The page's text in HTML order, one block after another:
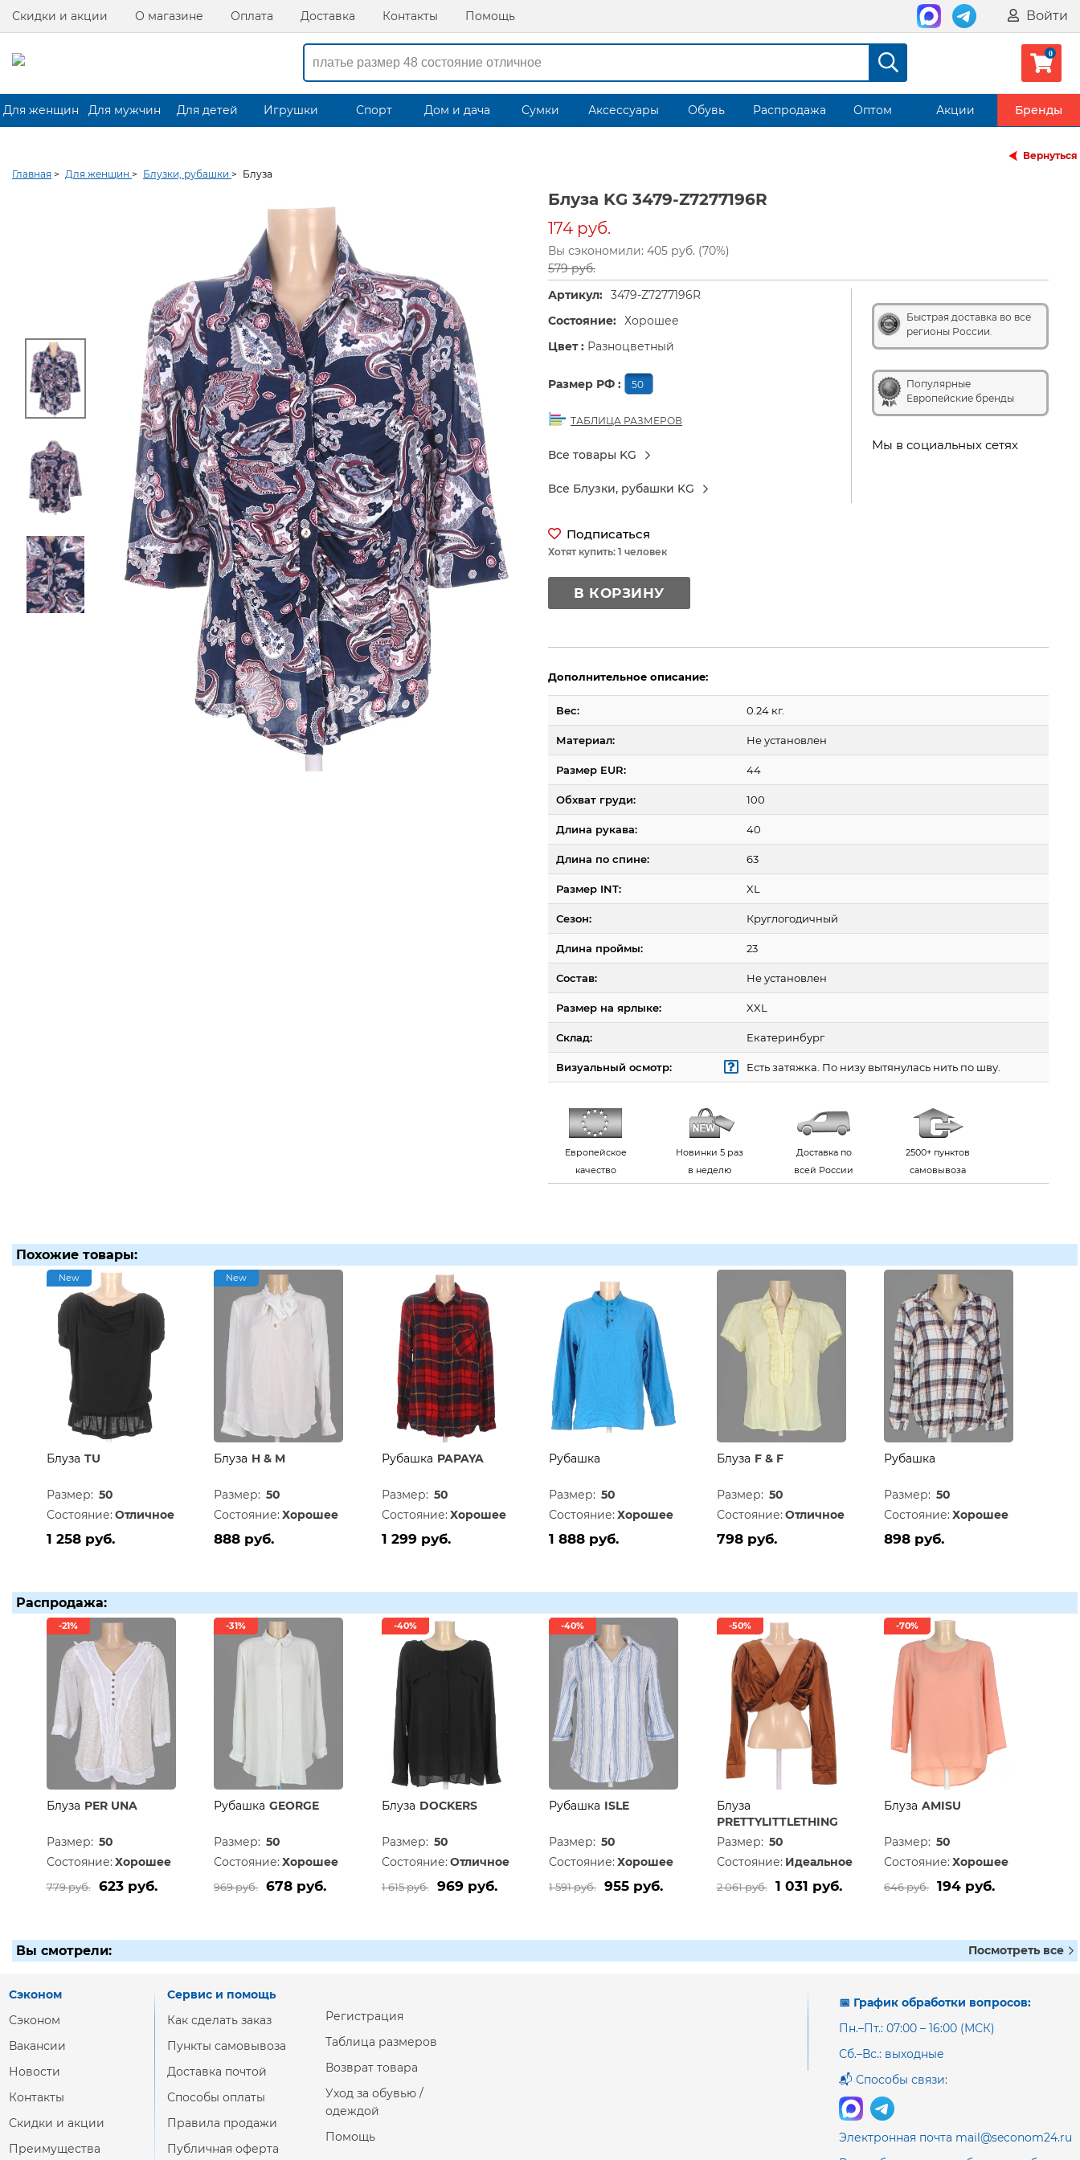
Скидки и акции О магазине Оплата Доставка Контакты Помощь Войти
Для женщин Для мужчин Для детей Игрушки Спорт Дом и дача Сумки Аксессуары Обувь Распродажа Оптом Акции Бренды
Вернуться
Главная > Для женщин > Блузки, рубашки > Блуза
Блуза KG 3479-Z7277196R
174 руб.
Вы сэкономили: 405 руб. (70%)
579 руб.
Быстрая доставка во все
регионы России.
Популярные
Европейские бренды
Мы в социальных сетях
Артикул: 3479-Z7277196R
Состояние: Хорошее
Цвет : Разноцветный
Размер РФ : 50
ТАБЛИЦА РАЗМЕРОВ
Все товары KG
Все Блузки, рубашки KG
Подписаться
Хотят купить: 1 человек
В КОРЗИНУ
Дополнительное описание:
Вес: 0.24 кг.
Материал: Не установлен
Размер EUR: 44
Обхват груди: 100
Длина рукава: 40
Длина по спине: 63
Размер INT: XL
Сезон: Круглогодичный
Длина проймы: 23
Состав: Не установлен
Размер на ярлыке: XXL
Склад: Екатеринбург
Визуальный осмотр: Есть затяжка. По низу вытянулась нить по шву.
Европейское
качество
Новинки 5 раз
в неделю
Доставка по
всей России
2500+ пунктов
самовывоза
Похожие товары:
New
Блуза TU
Размер: 50
Состояние: Отличное
1 258 руб.
New
Блуза H & M
Размер: 50
Состояние: Хорошее
888 руб.
Рубашка PAPAYA
Размер: 50
Состояние: Хорошее
1 299 руб.
Рубашка
Размер: 50
Состояние: Хорошее
1 888 руб.
Блуза F & F
Размер: 50
Состояние: Отличное
798 руб.
Рубашка
Размер: 50
Состояние: Хорошее
898 руб.
Распродажа:
-21%
Блуза PER UNA
Размер: 50
Состояние: Хорошее
779 руб. 623 руб.
-31%
Рубашка GEORGE
Размер: 50
Состояние: Хорошее
969 руб. 678 руб.
-40%
Блуза DOCKERS
Размер: 50
Состояние: Отличное
1 615 руб. 969 руб.
-40%
Рубашка ISLE
Размер: 50
Состояние: Хорошее
1 591 руб. 955 руб.
-50%
Блуза
PRETTYLITTLETHING
Размер: 50
Состояние: Идеальное
2 061 руб. 1 031 руб.
-70%
Блуза AMISU
Размер: 50
Состояние: Хорошее
646 руб. 194 руб.
Вы смотрели: Посмотреть все
📅 График обработки вопросов:
Пн.–Пт.: 07:00 – 16:00 (МСК)
Сб.–Вс.: выходные
📬 Способы связи:
Электронная почта mail@seconom24.ru
Сэконом
Сэконом
Вакансии
Новости
Контакты
Скидки и акции
Преимущества
Сервис и помощь
Как сделать заказ
Пункты самовывоза
Доставка почтой
Способы оплаты
Правила продажи
Публичная оферта
Регистрация
Таблица размеров
Возврат товара
Уход за обувью /
одеждой
Помощь